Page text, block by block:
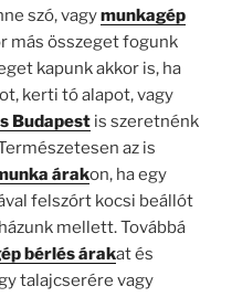
szó, vagymunkagép
más összeget fogunk
kapunk akkor is, ha
kerti tó alapot, vagy
Budapestis szeretnénk
az is
árakon, ha egy
felszórt kocsi beállót
mellett. Továbbá
bérlés árakat és
talajcserére vagy